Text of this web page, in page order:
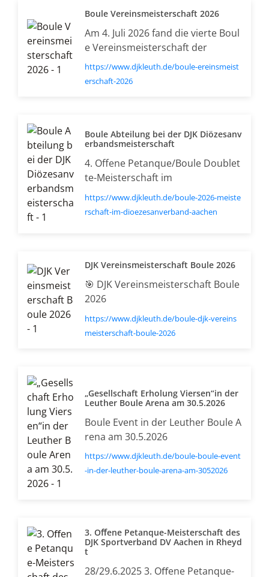
Boule Vereinsmeisterschaft 2026
Am 4. Juli 2026 fand die vierte Boul
e Vereinsmeisterschaft der
https://www.djkleuth.de/boule-ereinsmeist
erschaft-2026
Boule Abteilung bei der DJK Diözesanv
erbandsmeisterschaft
4. Offene Petanque/Boule Doublet
te-Meisterschaft im
https://www.djkleuth.de/boule-2026-meiste
rschaft-im-dioezesanverband-aachen
DJK Vereinsmeisterschaft Boule 2026
🎯 DJK Vereinsmeisterschaft Boule
2026
https://www.djkleuth.de/boule-djk-vereins
meisterschaft-boule-2026
„Gesellschaft Erholung Viersen“in der
Leuther Boule Arena am 30.5.2026
Boule Event in der Leuther Boule A
rena am 30.5.2026
https://www.djkleuth.de/boule-boule-event
-in-der-leuther-boule-arena-am-3052026
3. Oﬀene Petanque-Meisterschaft des
DJK Sportverband DV Aachen in Rheyd
t
28/29.6.2025 3. Oﬀene Petanque-